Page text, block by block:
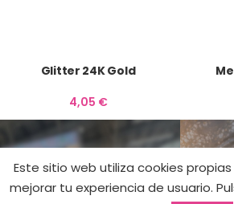
Glitter 24K Gold
4,05 €
Este sitio web utiliza cookies
mejorar tu experiencia de usuario.